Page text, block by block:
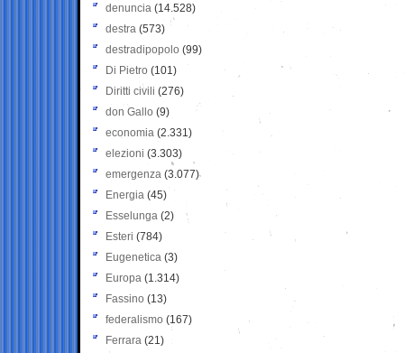
denuncia (14.528)
destra (573)
destradipopolo (99)
Di Pietro (101)
Diritti civili (276)
don Gallo (9)
economia (2.331)
elezioni (3.303)
emergenza (3.077)
Energia (45)
Esselunga (2)
Esteri (784)
Eugenetica (3)
Europa (1.314)
Fassino (13)
federalismo (167)
Ferrara (21)